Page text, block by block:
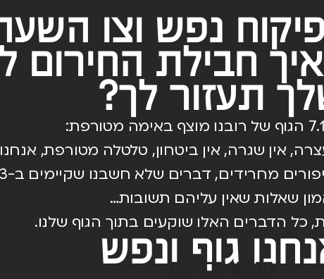
נפש וצו
חבילת החירום
תעזור לך?
אין שגרה, אין ביטחון, טלטלה מטורפת,
מחרידים, דברים שלא חשבנו שקיימים ב-2023,
שאלות שאין עליהם תשובות…
כל הדברים האלו שוקעים בתוך הגוף שלנו.
גוף ונפש
הנפש מרגישה